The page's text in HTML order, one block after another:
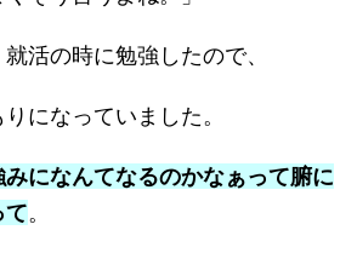
活の時に勉強したので、
になっていました。
みになんてなるのかなぁって腑に
て。